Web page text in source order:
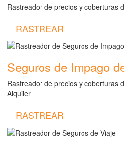
Rastreador de precios y coberturas
RASTREAR
Seguros de Impago
Rastreador de precios y coberturas
Alquiler
RASTREAR